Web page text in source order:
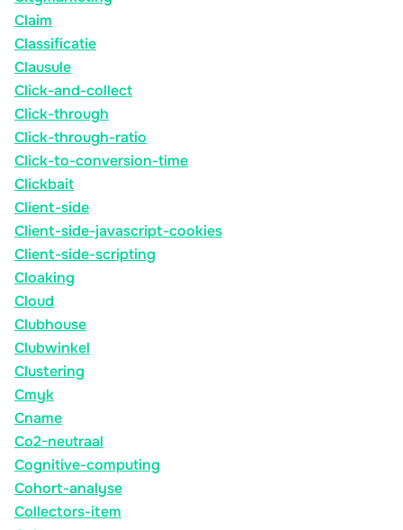
Claim
Classificatie
Clausule
Click-and-collect
Click-through
Click-through-ratio
Click-to-conversion-time
Clickbait
Client-side
Client-side-javascript-cookies
Client-side-scripting
Cloaking
Cloud
Clubhouse
Clubwinkel
Clustering
Cmyk
Cname
Co2-neutraal
Cognitive-computing
Cohort-analyse
Collectors-item